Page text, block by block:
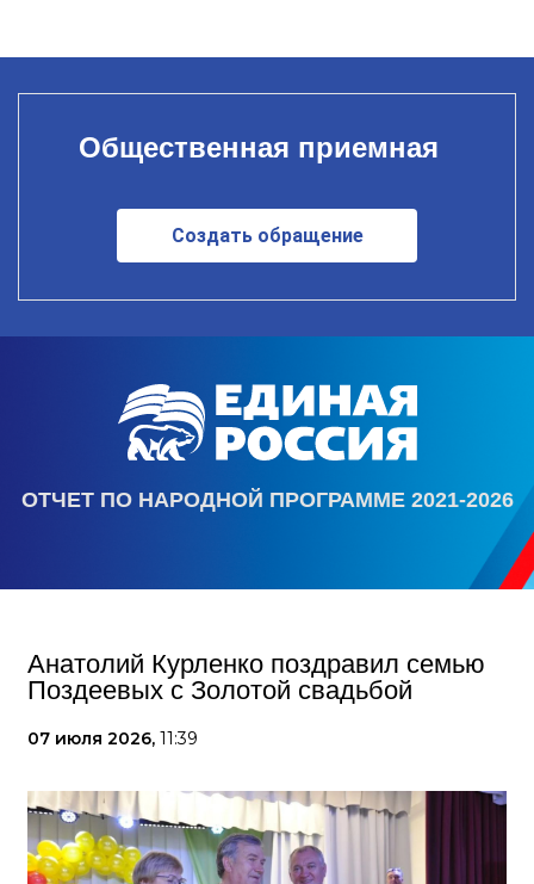
Общественная приемная
Создать обращение
ОТЧЕТ ПО НАРОДНОЙ ПРОГРАММЕ 2021-2026
Анатолий Курленко поздравил семью
Поздеевых с Золотой свадьбой
07 июля 2026, 11:39